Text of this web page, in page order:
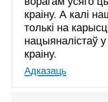
краіну. А калі
толькі на
нацыяналістаў
краіну.
Адказаць